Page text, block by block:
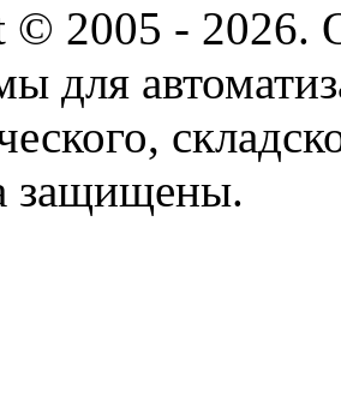
© 2005 - 2026.
для
защищены.